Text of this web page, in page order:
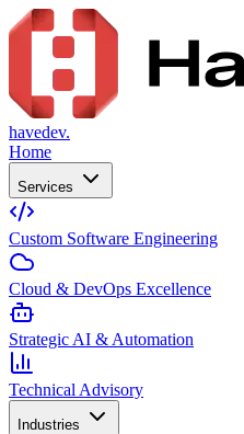
havedev.
Home
Services
Custom Software Engineering
Cloud & DevOps Excellence
Strategic AI & Automation
Technical Advisory
Industries